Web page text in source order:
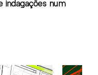
indagações num